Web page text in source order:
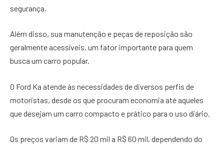
segurança.
Além disso, sua manutenção e peças de reposição são
geralmente acessíveis, um fator importante para quem
busca um carro popular.
O Ford Ka atende às necessidades de diversos perfis de
motoristas, desde os que procuram economia até aqueles
que desejam um carro compacto e prático para o uso diário.
Os preços variam de R$ 20 mil a R$ 60 mil, dependendo do